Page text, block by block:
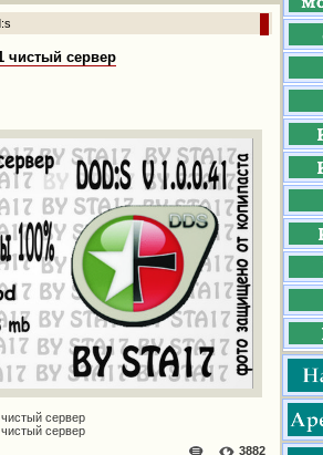
чистый сервер
сервер
сервер
3882